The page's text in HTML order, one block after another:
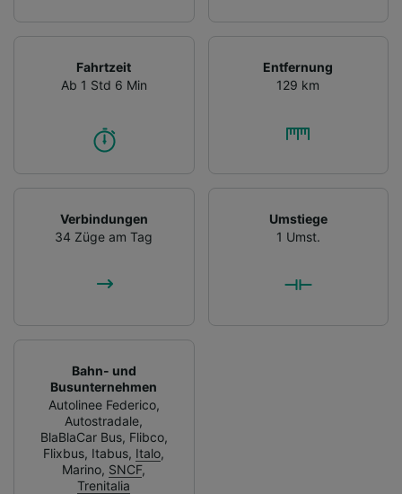
Fahrtzeit
Ab 1 Std 6 Min
Entfernung
129 km
Verbindungen
34 Züge am Tag
Umstiege
1 Umst.
Bahn- und
Busunternehmen
Autolinee Federico,
Autostradale,
BlaBlaCar Bus, Flibco,
Flixbus, Itabus, Italo,
Marino, SNCF,
Trenitalia